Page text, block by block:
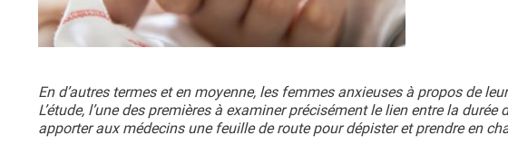
En d’autres termes et en moyenne, les femmes anxieuses à propos de
L’étude, l’une des premières à examiner précisément le lien entre la
apporter aux médecins une feuille de route pour dépister et prendre en